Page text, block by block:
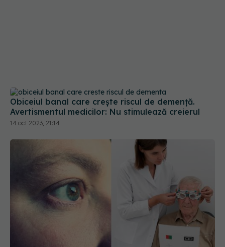
Obiceiul banal care crește riscul de demență.
Avertismentul medicilor: Nu stimulează creierul
14 oct 2023, 21:14